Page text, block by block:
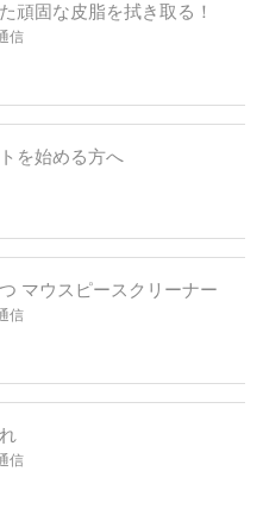
頑固な皮脂を拭き取る！
信
を始める方へ
マウスピースクリーナー
信
信